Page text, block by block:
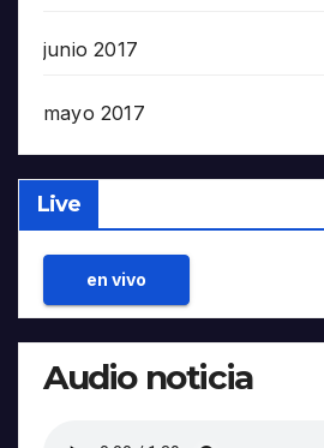
junio 2017
mayo 2017
Live
en vivo
Audio noticia